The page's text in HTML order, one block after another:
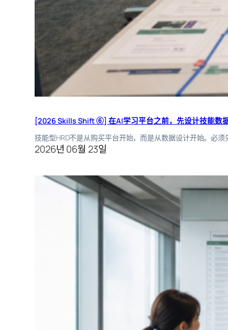
[2026 Skills Shift ⑥] 在AI学习平台之前，先设计技能数
技能型HRD不是从购买平台开始，而是从数据设计开始。必
2026년 06월 23일